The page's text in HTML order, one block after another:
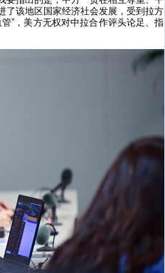
了该地区国家经济社会发展，受到拉方
”，美方无权对中拉合作评头论足、指